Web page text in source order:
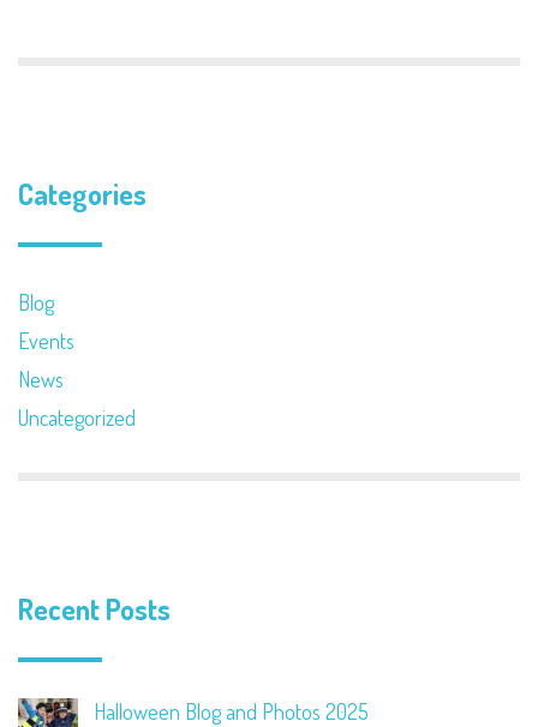
Categories
Blog
Events
News
Uncategorized
Recent Posts
Halloween Blog and Photos 2025